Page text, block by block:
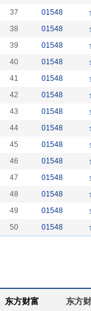
37
01548
38
01548
39
01548
40
01548
41
01548
42
01548
43
01548
44
01548
45
01548
46
01548
47
01548
48
01548
49
01548
50
01548
东方财富 东方